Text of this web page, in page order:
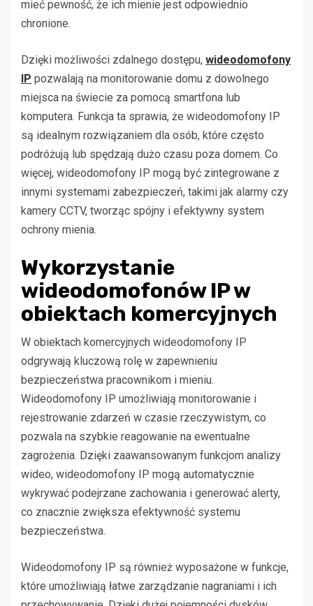
mieć pewność, że ich mienie jest odpowiednio
chronione.
Dzięki możliwości zdalnego dostępu, wideodomofony
IP pozwalają na monitorowanie domu z dowolnego
miejsca na świecie za pomocą smartfona lub
komputera. Funkcja ta sprawia, że wideodomofony IP
są idealnym rozwiązaniem dla osób, które często
podróżują lub spędzają dużo czasu poza domem. Co
więcej, wideodomofony IP mogą być zintegrowane z
innymi systemami zabezpieczeń, takimi jak alarmy czy
kamery CCTV, tworząc spójny i efektywny system
ochrony mienia.
Wykorzystanie
wideodomofonów IP w
obiektach komercyjnych
W obiektach komercyjnych wideodomofony IP
odgrywają kluczową rolę w zapewnieniu
bezpieczeństwa pracownikom i mieniu.
Wideodomofony IP umożliwiają monitorowanie i
rejestrowanie zdarzeń w czasie rzeczywistym, co
pozwala na szybkie reagowanie na ewentualne
zagrożenia. Dzięki zaawansowanym funkcjom analizy
wideo, wideodomofony IP mogą automatycznie
wykrywać podejrzane zachowania i generować alerty,
co znacznie zwiększa efektywność systemu
bezpieczeństwa.
Wideodomofony IP są również wyposażone w funkcje,
które umożliwiają łatwe zarządzanie nagraniami i ich